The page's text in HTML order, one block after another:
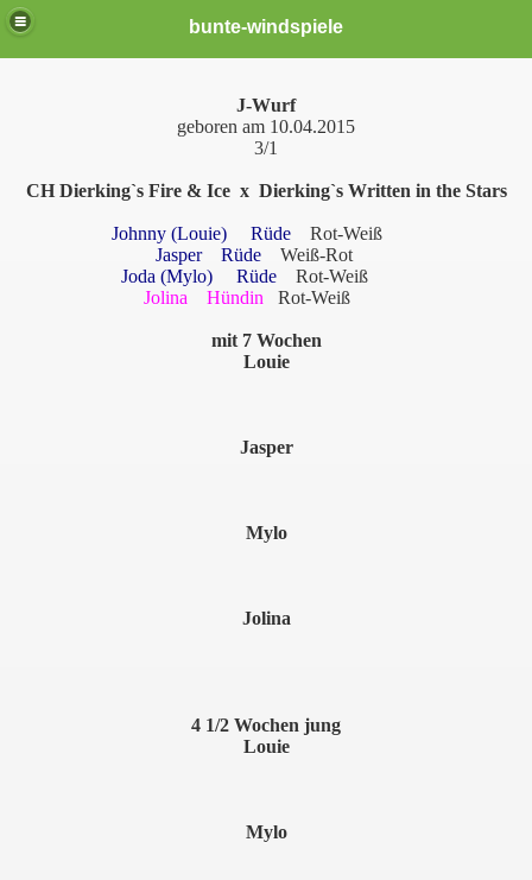
bunte-windspiele
J-Wurf
geboren am 10.04.2015
3/1
CH Dierking`s Fire & Ice x Dierking`s Written in the Stars
Johnny (Louie) Rüde Rot-Weiß
Jasper Rüde Weiß-Rot
Joda (Mylo) Rüde Rot-Weiß
Jolina Hündin Rot-Weiß
mit 7 Wochen
Louie
Jasper
Mylo
Jolina
4 1/2 Wochen jung
Louie
Mylo